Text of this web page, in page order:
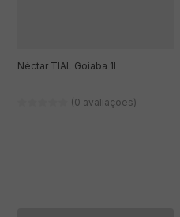
Néctar TIAL Goiaba 1l
(0 avaliações)